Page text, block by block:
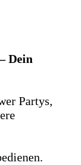
Dein
Partys,